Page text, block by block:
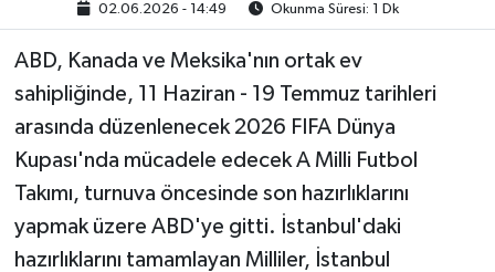
02.06.2026 - 14:49 Okunma Süresi: 1 Dk
ABD, Kanada ve Meksika'nın ortak ev
sahipliğinde, 11 Haziran - 19 Temmuz tarihleri
arasında düzenlenecek 2026 FIFA Dünya
Kupası'nda mücadele edecek A Milli Futbol
Takımı, turnuva öncesinde son hazırlıklarını
yapmak üzere ABD'ye gitti. İstanbul'daki
hazırlıklarını tamamlayan Milliler, İstanbul